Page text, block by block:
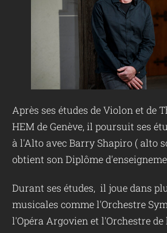
Après ses études de Violon et de
HEM de Genève, il poursuit ses
à l'Alto avec Barry Shapiro ( alto
obtient son Diplôme
Durant ses études, il joue dans
musicales comme l'Orchestre
l'Opéra Argovien et l'Orchestre de